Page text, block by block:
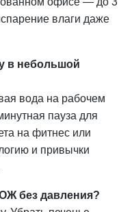
влаги даже
в небольшой
вода на рабочем
пауза для
на фитнес или
и привычки
без давления?